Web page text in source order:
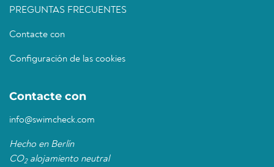
PREGUNTAS FRECUENTES
Contacte con
Configuración de las cookies
Contacte con
info@swimcheck.com
Hecho en Berlín
CO2alojamiento neutral